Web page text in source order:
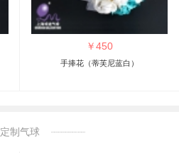
￥450
手捧花（蒂芙尼蓝白）
定制气球